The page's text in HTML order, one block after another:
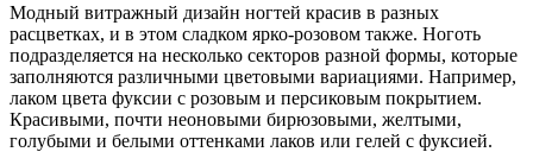
Модный витражный дизайн ногтей красив в разных
расцветках, и в этом сладком ярко-розовом также. Ноготь
подразделяется на несколько секторов разной формы, которые
заполняются различными цветовыми вариациями. Например,
лаком цвета фуксии с розовым и персиковым покрытием.
Красивыми, почти неоновыми бирюзовыми, желтыми,
голубыми и белыми оттенками лаков или гелей с фуксией.